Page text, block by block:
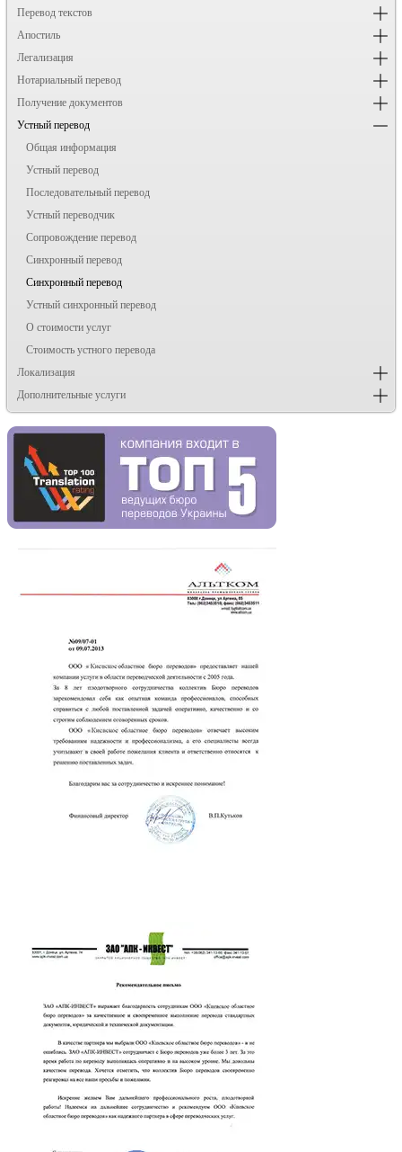
Перевод текстов
Апостиль
Легализация
Нотариальный перевод
Получение документов
Устный перевод
Общая информация
Устный перевод
Последовательный перевод
Устный переводчик
Сопровождение перевод
Синхронный перевод
Синхронный перевод
Устный синхронный перевод
О стоимости услуг
Стоимость устного перевода
Локализация
Дополнительные услуги